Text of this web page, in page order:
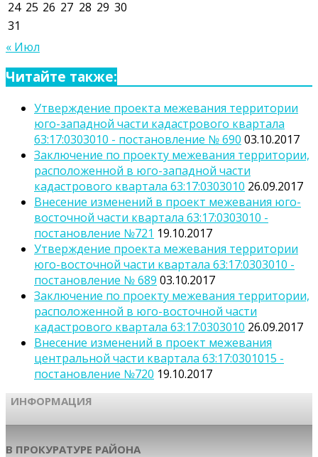
24 25 26 27 28 29 30
31
« Июл
Читайте также:
Утверждение проекта межевания территории
юго-западной части кадастрового квартала
63:17:0303010 - постановление № 690 03.10.2017
Заключение по проекту межевания территории,
расположенной в юго-западной части
кадастрового квартала 63:17:0303010 26.09.2017
Внесение изменений в проект межевания юго-
восточной части квартала 63:17:0303010 -
постановление №721 19.10.2017
Утверждение проекта межевания территории
юго-восточной части квартала 63:17:0303010 -
постановление № 689 03.10.2017
Заключение по проекту межевания территории,
расположенной в юго-восточной части
кадастрового квартала 63:17:0303010 26.09.2017
Внесение изменений в проект межевания
центральной части квартала 63:17:0301015 -
постановление №720 19.10.2017
ИНФОРМАЦИЯ
В ПРОКУРАТУРЕ РАЙОНА